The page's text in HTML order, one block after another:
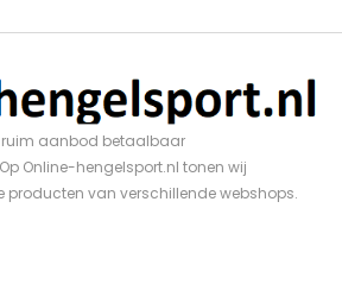
ruim aanbod betaalbaar
Online-hengelsport.nl tonen wij
producten van verschillende webshops.